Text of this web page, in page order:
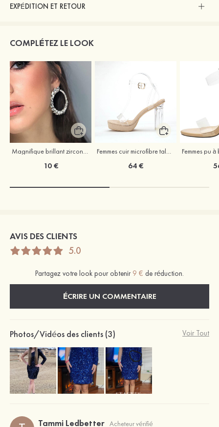
EXPÉDITION ET RETOUR
COMPLÉTEZ LE LOOK
Magnifique brillant zircone cubique strass boucles d'oreilles
10 €
Femmes cuir microfibre talons à bout ouvert talon bottier fête et soirée bal occasion spéciale mariage chaussures
64 €
AVIS DES CLIENTS
5.0
Partagez votre look pour obtenir 9 € de réduction.
ÉCRIRE UN COMMENTAIRE
Photos/Vidéos des clients (3) Voir Tout
Tammi Ledbetter Acheteur vérifié